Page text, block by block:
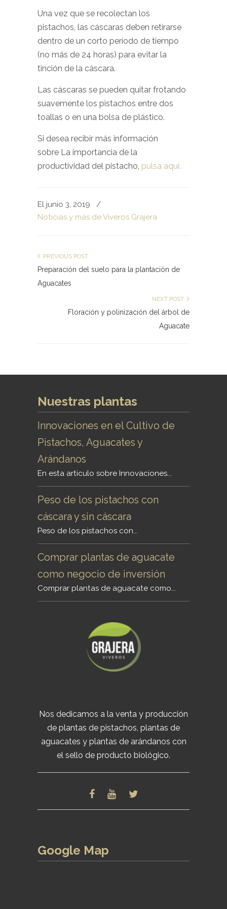
Una vez que se recolectan los
pistachos, las cáscaras deben retirarse
dentro de un corto período de tiempo
(no más de 24 horas) para evitar la
tinción de la cáscara.
Las cáscaras se pueden quitar frotando
suavemente los pistachos entre dos
toallas o en una bolsa de plástico.
Si desea recibir más información
sobre La importancia de la
productividad del pistacho, pulsa aquí.
El junio 3, 2019
/
Noticias y más de Viveros Grajera
PREVIOUS POST
Preparación del suelo para la plantación de
Aguacates
NEXT POST
Floración y polinización del árbol de
Aguacate
Nuestras plantas
Innovaciones en el Cultivo de
Pistachos, Aguacates y
Arándanos
En esta artículo sobre Innovaciones...
Peso de los pistachos con
cáscara y sin cáscara
Peso de los pistachos con...
Comprar plantas de aguacate
como negocio de inversión
Comprar plantas de aguacate como...
Nos dedicamos a la venta y producción
de plantas de pistachos, plantas de
aguacates y plantas de arándanos con
el sello de producto biológico.
Google Map